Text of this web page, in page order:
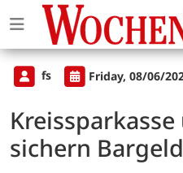
fs Friday, 08/06/
sichern